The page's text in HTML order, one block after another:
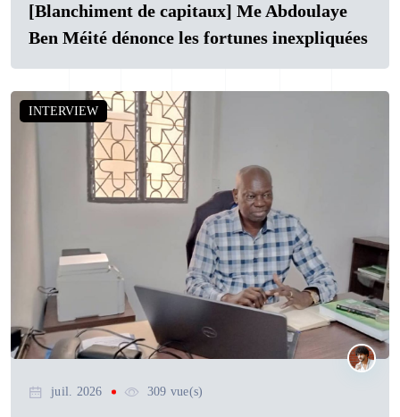
[Blanchiment de capitaux] Me Abdoulaye
Ben Méité dénonce les fortunes inexpliquées
INTERVIEW
juil. 2026 309 vue(s)